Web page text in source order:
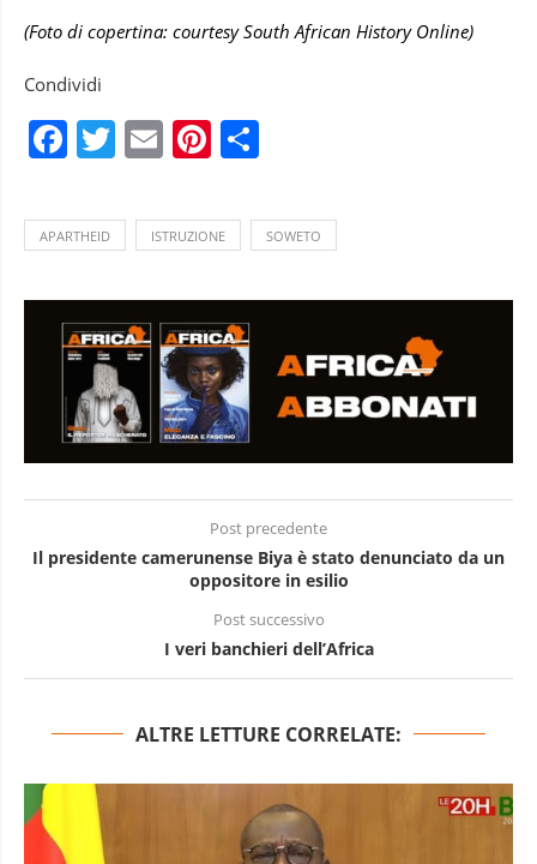
(Foto di copertina: courtesy South African History Online)
Condividi
Facebook
Twitter
EmailPinterest
APARTHEID ISTRUZIONE SOWETO
Post precedente
Il presidente camerunense Biya è stato denunciato da un
oppositore in esilio
Post successivo
I veri banchieri dell’Africa
ALTRE LETTURE CORRELATE: